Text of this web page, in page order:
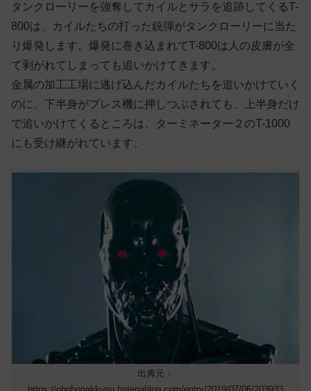
タンクローリーを強奪してカイルとサラを追跡してくるT-
800は、カイルたちの打った銃弾がタンクローリーに当た
り爆発します。爆発に巻き込まれてT-800は人の皮膚が全
て剥がれてしまっても追いかけてきます。
金属の加工工場に逃げ込んだカイルたちを追いかけていく
のに、下半身がプレス機に押しつぶされても、上半身だけ
で追いかけてくるところは、ターミネーター２のT-1000
にも受け継がれています。
出典元：